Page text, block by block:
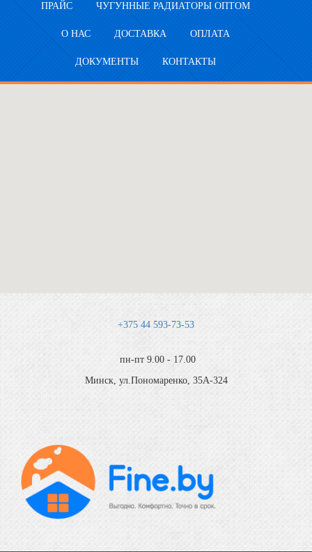
ПРАЙС ЧУГУННЫЕ РАДИАТОРЫ ОПТОМ
О НАС ДОСТАВКА ОПЛАТА
ДОКУМЕНТЫ КОНТАКТЫ
+375 44 593-73-53
пн-пт 9.00 - 17.00
Минск, ул.Пономаренко, 35А-324